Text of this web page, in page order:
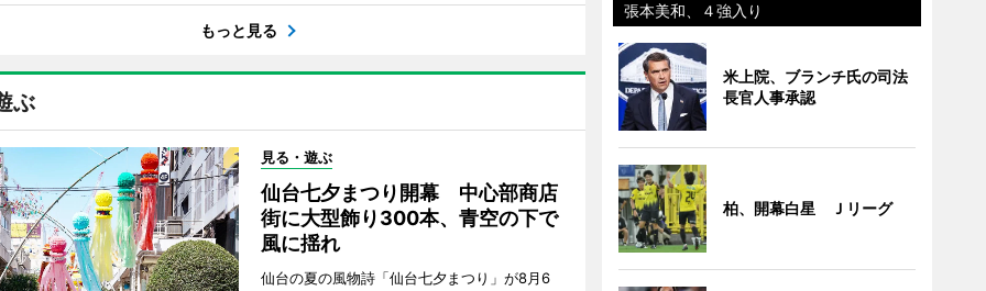
もっと見る
ぶ
見る・遊ぶ
仙台七夕まつり開幕 中心部商店
街に大型飾り300本、青空の下で
風に揺れ
仙台の夏の風物詩「仙台七夕まつり」が8月6
張本美和、４強入り
米上院、ブランチ氏の司法
長官人事承認
柏、開幕白星 Ｊリーグ